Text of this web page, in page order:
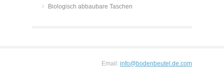
Biologisch abbaubare Taschen
Email: info@bodenbeutel.de.com